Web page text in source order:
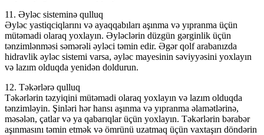
11. Əyləc sisteminə qulluq
Əyləc yastiqciqlarını və ayaqqabıları aşınma və yıpranma üçün
mütəmadi olaraq yoxlayın. Əyləclərin düzgün gərginlik üçün
tənzimlənməsi səmərəli əyləci təmin edir. Əgər qolf arabanızda
hidravlik əyləc sistemi varsa, əyləc mayesinin səviyyəsini yoxlayın
və lazım olduqda yenidən doldurun.
12. Təkərlərə qulluq
Təkərlərin təzyiqini mütəmadi olaraq yoxlayın və lazım olduqda
tənzimləyin. Şinləri hər hansı aşınma və yıpranma əlamətlərinə,
məsələn, çatlar və ya qabarıqlar üçün yoxlayın. Təkərlərin bərabər
aşınmasını təmin etmək və ömrünü uzatmaq üçün vaxtaşırı döndərin